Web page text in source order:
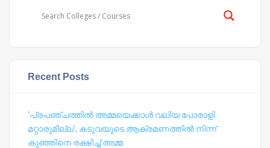
Recent Posts
‘പ്രപഞ്ചത്തില്‍ അമ്മയെക്കാള്‍ വലിയ പോരാളി
മറ്റാരുമില്ല’, കടുവയുടെ ആക്രമണത്തില്‍ നിന്ന്
കുഞ്ഞിനെ രക്ഷിച്ച് അമ്മ